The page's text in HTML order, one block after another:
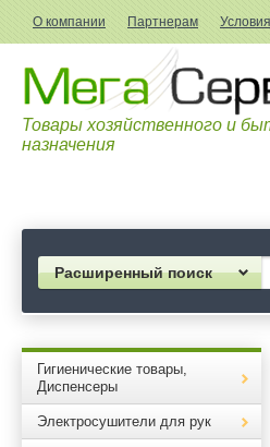
О компании Партнерам
Товары хозяйственного и
назначения
Расширенный поиск
Гигиенические товары,
Диспенсеры
Электросушители для рук